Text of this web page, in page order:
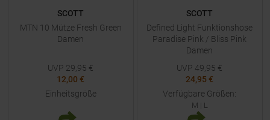
SCOTT
MTN 10 Mütze Fresh Green
Damen
UVP 29,95 €
12,00 €
Einheitsgröße
SCOTT
Defined Light Funktionshose
Paradise Pink / Bliss Pink
Damen
UVP 49,95 €
24,95 €
Verfügbare Größen:
M | L